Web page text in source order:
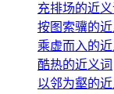
充排场的近义
按图索骥的近
乘虚而入的近
酷热的近义词
以邻为壑的近